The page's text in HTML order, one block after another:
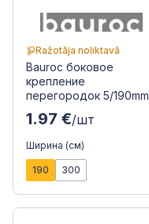
Ražotāja noliktavā
Bauroc боковое
крепление
перегородок 5/190mm
1.97 €/шт
Ширина (см)
190 300